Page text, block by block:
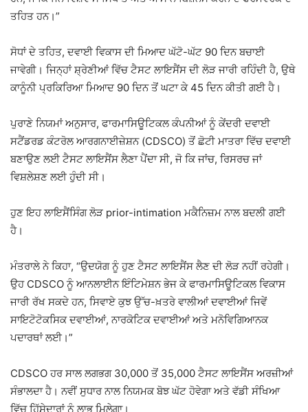
ਤਹਿਤ ਹਨ।”
ਸੋਧਾਂ ਦੇ ਤਹਿਤ, ਦਵਾਈ ਵਿਕਾਸ ਦੀ ਮਿਆਦ ਘੱਟੋ-ਘੱਟ 90 ਦਿਨ ਬਚਾਈ
ਜਾਵੇਗੀ। ਜਿਨ੍ਹਾਂ ਸ਼੍ਰੇਣੀਆਂ ਵਿੱਚ ਟੈਸਟ ਲਾਇਸੈਂਸ ਦੀ ਲੋੜ ਜਾਰੀ ਰਹਿੰਦੀ ਹੈ, ਉਥੇ
ਕਾਨੂੰਨੀ ਪ੍ਰਕਿਰਿਆ ਮਿਆਦ 90 ਦਿਨ ਤੋਂ ਘਟਾ ਕੇ 45 ਦਿਨ ਕੀਤੀ ਗਈ ਹੈ।
ਪੁਰਾਣੇ ਨਿਯਮਾਂ ਅਨੁਸਾਰ, ਫਾਰਮਾਸਿਊਟਿਕਲ ਕੰਪਨੀਆਂ ਨੂੰ ਕੇਂਦਰੀ ਦਵਾਈ
ਸਟੈਂਡਰਡ ਕੰਟਰੋਲ ਆਰਗਨਾਈਜ਼ੇਸ਼ਨ (CDSCO) ਤੋਂ ਛੋਟੀ ਮਾਤਰਾ ਵਿੱਚ ਦਵਾਈ
ਬਣਾਉਣ ਲਈ ਟੈਸਟ ਲਾਇਸੈਂਸ ਲੈਣਾ ਪੈਂਦਾ ਸੀ, ਜੋ ਕਿ ਜਾਂਚ, ਰਿਸਰਚ ਜਾਂ
ਵਿਸ਼ਲੇਸ਼ਣ ਲਈ ਹੁੰਦੀ ਸੀ।
ਹੁਣ ਇਹ ਲਾਇਸੈਂਸਿੰਗ ਲੋੜ prior-intimation ਮਕੈਨਿਜ਼ਮ ਨਾਲ ਬਦਲੀ ਗਈ
ਹੈ।
ਮੰਤਰਾਲੇ ਨੇ ਕਿਹਾ, “ਉਦਯੋਗ ਨੂੰ ਹੁਣ ਟੈਸਟ ਲਾਇਸੈਂਸ ਲੈਣ ਦੀ ਲੋੜ ਨਹੀਂ ਰਹੇਗੀ।
ਉਹ CDSCO ਨੂੰ ਆਨਲਾਈਨ ਇੰਟਿਮੇਸ਼ਨ ਭੇਜ ਕੇ ਫਾਰਮਾਸਿਊਟਿਕਲ ਵਿਕਾਸ
ਜਾਰੀ ਰੱਖ ਸਕਦੇ ਹਨ, ਸਿਵਾਏ ਕੁਝ ਉੱਚ-ਖ਼ਤਰੇ ਵਾਲੀਆਂ ਦਵਾਈਆਂ ਜਿਵੇਂ
ਸਾਇਟੋਟੋਕਸਿਕ ਦਵਾਈਆਂ, ਨਾਰਕੋਟਿਕ ਦਵਾਈਆਂ ਅਤੇ ਮਨੋਵਿਗਿਆਨਕ
ਪਦਾਰਥਾਂ ਲਈ।”
CDSCO ਹਰ ਸਾਲ ਲਗਭਗ 30,000 ਤੋਂ 35,000 ਟੈਸਟ ਲਾਇਸੈਂਸ ਅਰਜ਼ੀਆਂ
ਸੰਭਾਲਦਾ ਹੈ। ਨਵੀਂ ਸੁਧਾਰ ਨਾਲ ਨਿਯਮਕ ਬੋਝ ਘੱਟ ਹੋਵੇਗਾ ਅਤੇ ਵੱਡੀ ਸੰਖਿਆ
ਵਿੱਚ ਹਿੱਸੇਦਾਰਾਂ ਨੂੰ ਲਾਭ ਮਿਲੇਗਾ।